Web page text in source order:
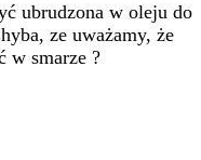
ubrudzona w oleju do
ze uważamy, że
w smarze ?